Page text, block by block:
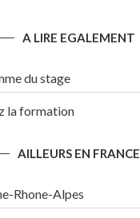
A LIRE EGALEMENT
du stage
la formation
AILLEURS EN FRANCE
Rhone-Alpes